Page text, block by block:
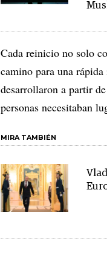
Cada reinicio no solo
camino para una
desarrollaron a partir
personas necesitaban
MIRA TAMBIÉN